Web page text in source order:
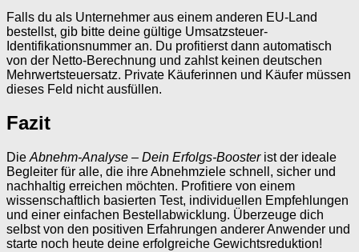
Falls du als Unternehmer aus einem anderen EU-Land
bestellst, gib bitte deine gültige Umsatzsteuer-
Identifikationsnummer an. Du profitierst dann automatisch
von der Netto-Berechnung und zahlst keinen deutschen
Mehrwertsteuersatz. Private Käuferinnen und Käufer müssen
dieses Feld nicht ausfüllen.
Fazit
Die Abnehm-Analyse – Dein Erfolgs-Boosterist der ideale
Begleiter für alle, die ihre Abnehmziele schnell, sicher und
nachhaltig erreichen möchten. Profitiere von einem
wissenschaftlich basierten Test, individuellen Empfehlungen
und einer einfachen Bestellabwicklung. Überzeuge dich
selbst von den positiven Erfahrungen anderer Anwender und
starte noch heute deine erfolgreiche Gewichtsreduktion!